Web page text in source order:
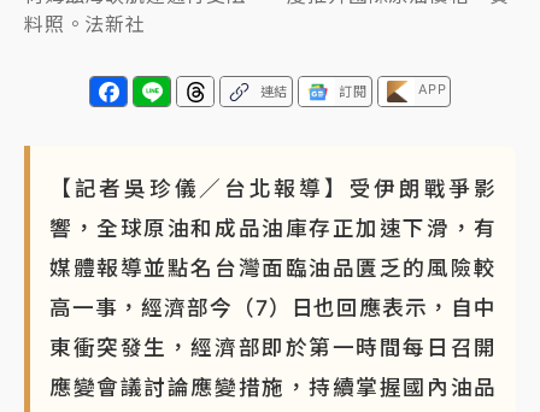
雨熱區曝
料照。法新社
連結 訂閱 APP
【記者吳珍儀／台北報導】受伊朗戰爭影
響，全球原油和成品油庫存正加速下滑，有
媒體報導並點名台灣面臨油品匱乏的風險較
高一事，經濟部今（7）日也回應表示，自中
東衝突發生，經濟部即於第一時間每日召開
應變會議討論應變措施，持續掌握國內油品